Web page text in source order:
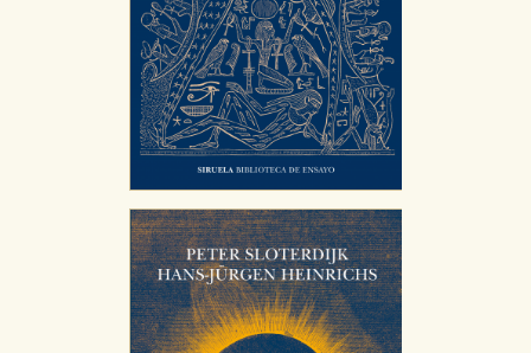
Cookies necesarias
Estas cookies son necesarias para que nuestro sitio
web funcione y no es posible deshabilitarlas desde
nuestro sistema. Es posible hacerlo desde el
navegador, pero en ese caso es posible que algunas
áreas de nuestra web dejen de funcionar
correctamente.
Cookies de rendimiento y analíticas
Estas cookies se utilizan para mejorar su experiencia
de navegación y optimizar el funcionamiento de
nuestro sitio web. Almacenan configuraciones de
servicios para que no tenga que reconfigurarlos cada
vez que nos visita. La información es agregada y, por lo
tanto, es anónima.